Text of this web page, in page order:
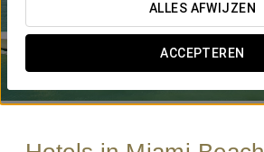
ALLES AFWIJZEN
ACCEPTEREN